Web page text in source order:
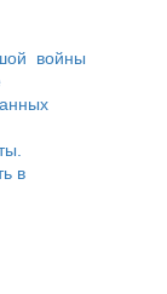
войны
в